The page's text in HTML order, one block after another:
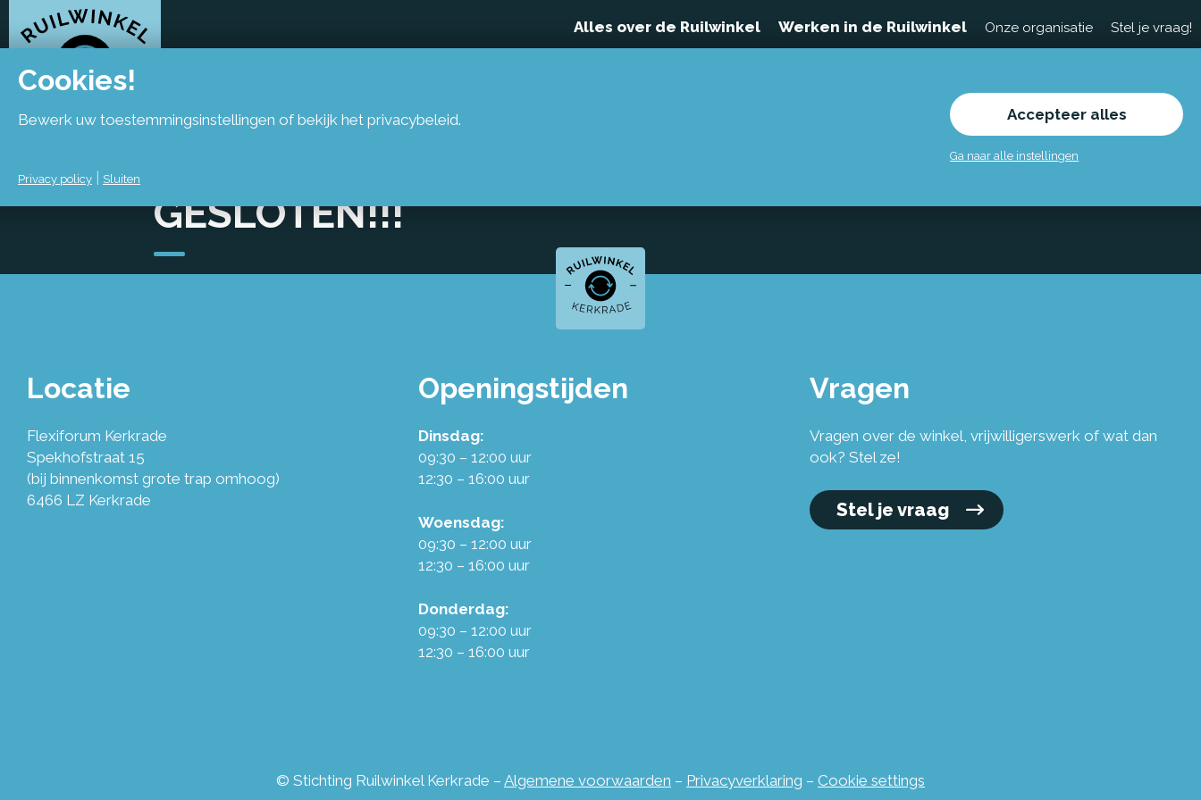
Alles over de Ruilwinkel Werken in de Ruilwinkel Onze organisatie Stel je vraag!
GESLOTEN!!!
Locatie
Flexiforum Kerkrade
Spekhofstraat 15
(bij binnenkomst grote trap omhoog)
6466 LZ Kerkrade
Openingstijden
Dinsdag:
09:30 – 12:00 uur
12:30 – 16:00 uur
Woensdag:
09:30 – 12:00 uur
12:30 – 16:00 uur
Donderdag:
09:30 – 12:00 uur
12:30 – 16:00 uur
Vragen
Vragen over de winkel, vrijwilligerswerk of wat dan
ook? Stel ze!
Stel je vraag
© Stichting Ruilwinkel Kerkrade – Algemene voorwaarden – Privacyverklaring – Cookie settings
Cookies!
Bewerk uw toestemmingsinstellingen of bekijk het privacybeleid.
Privacy policy Sluiten
Accepteer alles
Ga naar alle instellingen